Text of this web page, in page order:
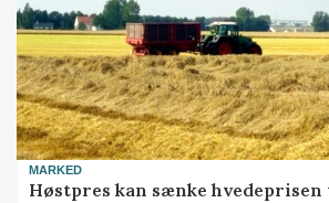
MARKED
Høstpres kan sænke